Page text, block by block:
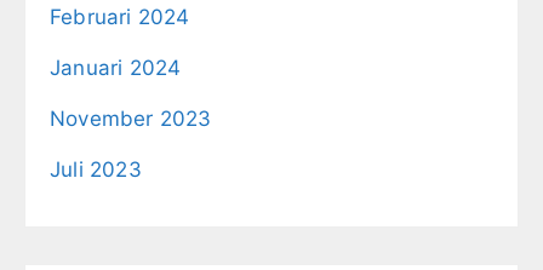
Februari 2024
Januari 2024
November 2023
Juli 2023